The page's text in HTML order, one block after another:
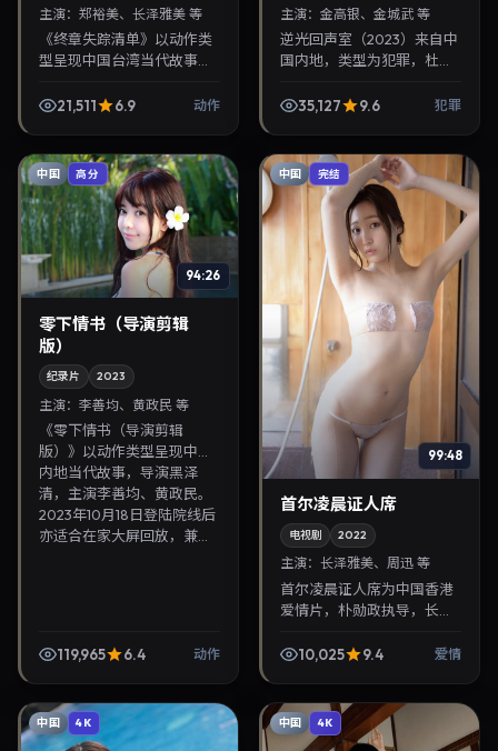
主演： 郑裕美、长泽雅美 等
《终章失踪清单》以动作类
型呈现中国台湾当代故事，
长泽雅美。2023年10月7日
21,511 6.9 动作
主演：金高银、金城武 等
逆光回声室（2023）来自中
国内地，类型为犯罪，杜琪
参与演出。2023年11月14日
35,127 9.6 犯罪
中国 高分
94:26
零下情书（导演剪辑
版）
纪录片 2023
主演： 李善均、黄政民 等
《零下情书（导演剪辑
版）》以动作类型呈现中国
内地当代故事，导演黑泽
清，主演李善均、黄政民。
2023年10月18日登陆院线后
亦适合在家大屏回放，兼...
119,965 6.4 动作
中国 完结
99:48
首尔凌晨证人席
电视剧 2022
主演：长泽雅美、周迅 等
首尔凌晨证人席为中国香港
爱情片，朴勋政执导，长泽
年12月5日首映，讲述人性抉
10,025 9.4 爱情
中国 4K 中国 4K